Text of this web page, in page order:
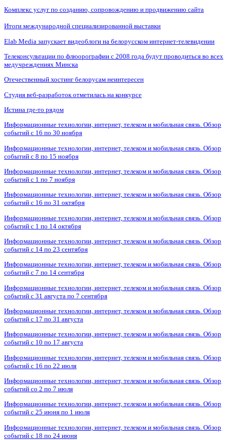
Комплекс услуг по созданию, сопровождению и продвижению сайта
Итоги международной специализированной выставки
Elab Media запускает видеоблоги на белорусском интернет-телевидении
Телеконсультации по флюорографии с 2008 года будут проводиться во всех
медучреждениях Минска
Отечественный хостинг белорусам неинтересен
Студия веб-разработок отметилась на конкурсе
Истина где-то рядом
Информационные технологии, интернет, телеком и мобильная связь. Обзор
событий с 16 по 30 ноября
Информационные технологии, интернет, телеком и мобильная связь. Обзор
событий с 8 по 15 ноября
Информационные технологии, интернет, телеком и мобильная связь. Обзор
событий с 1 по 7 ноября
Информационные технологии, интернет, телеком и мобильная связь. Обзор
событий с 16 по 31 октября
Информационные технологии, интернет, телеком и мобильная связь. Обзор
событий с 1 по 14 октября
Информационные технологии, интернет, телеком и мобильная связь. Обзор
событий с 14 по 23 сентября
Информационные технологии, интернет, телеком и мобильная связь. Обзор
событий с 7 по 14 сентября
Информационные технологии, интернет, телеком и мобильная связь. Обзор
событий с 31 августа по 7 сентября
Информационные технологии, интернет, телеком и мобильная связь. Обзор
событий с 17 по 31 августа
Информационные технологии, интернет, телеком и мобильная связь. Обзор
событий с 10 по 17 августа
Информационные технологии, интернет, телеком и мобильная связь. Обзор
событий с 16 по 22 июля
Информационные технологии, интернет, телеком и мобильная связь. Обзор
событий со 2 по 7 июля
Информационные технологии, интернет, телеком и мобильная связь. Обзор
событий с 25 июня по 1 июля
Информационные технологии, интернет, телеком и мобильная связь. Обзор
событий с 18 по 24 июня